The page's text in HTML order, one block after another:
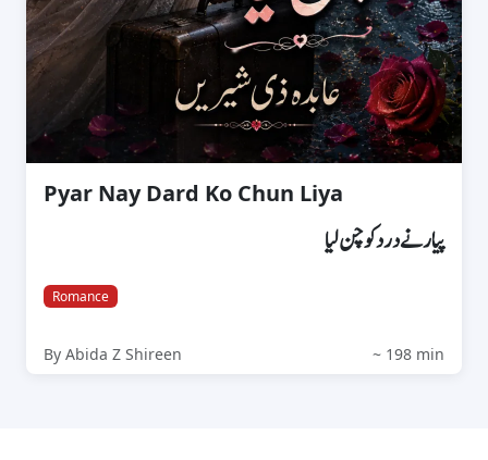
Pyar Nay Dard Ko Chun Liya
پیار نے درد کو چن لیا
Romance
By Abida Z Shireen ~ 198 min